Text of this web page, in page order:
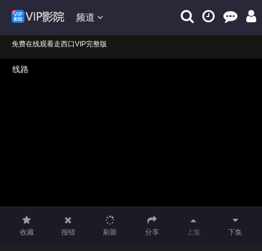
频道
免费在线观看走西口VIP完整版
走西口在线免费观看播放！
收藏 报错 刷新 分享 上集 下集